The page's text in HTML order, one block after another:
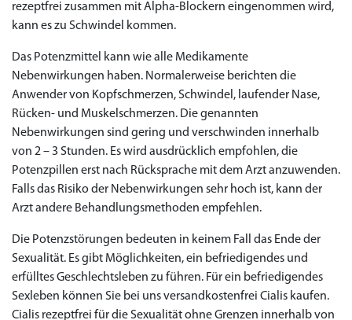
rezeptfrei zusammen mit Alpha-Blockern eingenommen wird,
kann es zu Schwindel kommen.
Das Potenzmittel kann wie alle Medikamente
Nebenwirkungen haben. Normalerweise berichten die
Anwender von Kopfschmerzen, Schwindel, laufender Nase,
Rücken- und Muskelschmerzen. Die genannten
Nebenwirkungen sind gering und verschwinden innerhalb
von 2 – 3 Stunden. Es wird ausdrücklich empfohlen, die
Potenzpillen erst nach Rücksprache mit dem Arzt anzuwenden.
Falls das Risiko der Nebenwirkungen sehr hoch ist, kann der
Arzt andere Behandlungsmethoden empfehlen.
Die Potenzstörungen bedeuten in keinem Fall das Ende der
Sexualität. Es gibt Möglichkeiten, ein befriedigendes und
erfülltes Geschlechtsleben zu führen. Für ein befriedigendes
Sexleben können Sie bei uns versandkostenfrei Cialis kaufen.
Cialis rezeptfrei für die Sexualität ohne Grenzen innerhalb von